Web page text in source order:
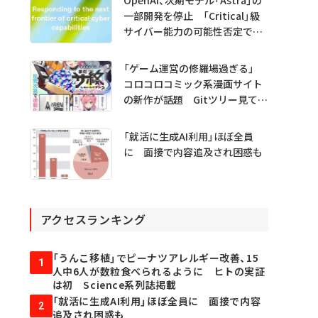
一部開発を停止 「Critical」級
サイバー能力の可能性否定でき
「ゲーム運営の修羅場過ぎる」
コロコロコミック系漫画サイト
の新作が話題 Gitツリー見てガ
「就活に生成AI利用」ほぼ全員
に 面接で内容追及され困惑も
アクセスランキング
1
「うんこ移植」でピーナツアレルギー改善、15
人中6人が数粒食べられるように ヒトの実証
は初 Science系列誌掲載
2
「就活に生成AI利用」ほぼ全員に 面接で内容
追及され困惑も